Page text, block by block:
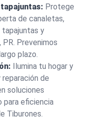
Protege
de canaletas,
tapajuntas y
Prevenimos
plazo.
Ilumina tu hogar y
de
soluciones
para eficiencia
Tiburones.